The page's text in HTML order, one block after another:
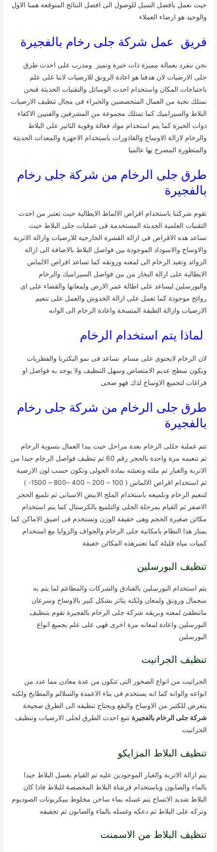
حيث نعمل بافضل السبل للوصول الى افضل النتائج المتوقعة همنا الاول
والوحيد هو ارضاء العملاء
فريق عمل شركة جلى رخام بالفجيرة
نحن ننفرد بعمالة مميزة ذات خبرة وتميز ومدرب على احدث طرق
جلى الارضيات لان هدفنا هو اعادة الرونق للارضيات لاننا على علم
باحتياجات المكان واستخدام احدث الوسائل والتقنيات الحديثة فنحن
نمتلك نخبة من العمال المتخصصين والخبراء فى مجال تنظيف الارضيات
البلاط والسيراميك كما تمتلك مجموعة من المشرفين والفنيين الاكفاء
ذوات الخبرة كما يتم استخدام مواد فعالة وقوية التاثير على البلاط
والرخام لازالة الاوساخ والقاذورات باستخدام الاجهزة والمعدات الحديثة
والمتطورة المصرح بها عالميا
طرق جلى الرخام من شركة جلى رخام
بالفجيرة
تقوم شركتنا باستخدام اقراص الالماظ الايطالية حيث تعتبر من احدث
التقنيات العلمية الحديثة المستخدمة فى عمليات جلى البلاط حيث
تساعد هذه الاقراص فى ازالة القشرة الخارجية للارضيات وازالة الاتربة
والاوساخ والاسوداد الموجودة بين فواصل البلاط بالاضافة الى ازالة
الزوائد وتعيد الرخام الى لمعنه ورونقه كما تساعد اقراص الالماس
الايطالية على ازالة البخار من بين فواصل السيراميك والرخام
والبورسلين ليساعد على اطالة عمر الارض ولمعانها والقضاء على اى
روائح موجودة كما تعمل على ازالة الخدوش والعمل على تنعيم
الارضيات وازالة الطبقة المتسخة واعادة الرخام الى الوانه
لماذا يتم استخدام الرخام
لان الرخام لايحتوى على مسام تساعد فى نمو البكتريا والفطريات
ويكون سطح عديم الامتصاص وسهل التنظيف ولا يوجد به فواصل او
فراغات لتجميع الاوساخ لذك فهو صحى
طرق جلى الرخام من شركة جلى رخام
بالفجيرة
تتم عملية جللى الرخام بعدة مراحل حيث يبدا العمال بتسوية الرخام
ثم تنعيمه مرة واحدة بالحجر رقم 60 ثم تنظيف فواصل الرخام جيدا من
الاتربة والغبار ثم ملئه وتعبئته بمادة الجولى وتكون حسب لون الارضية
ثم استخدام اقراص الالماس ( 100 – 200 – 400 –800 – 1500- )
لتنعيم الرخام وتلميعه باستخدام الملح الابيض الاسبانى ثم تلميع الحجر
الاصفر ثم القيام بمرحلة الجلى والتلميع بالكرستال كما يتم استخدام
مكائن صغيرة الحجم وهى خفيفة الوزن وتستخدم فى اضيق الاماكن كما
يمتاز هذا النظام بامكانية جلى الرخام والحواف والزوايا مع استخدام
كميات مياة قليلة كما تعتبرهذه المكائن خفيفة
تنظيف البورسلين
يتم استخدام البورسلين بالفنادق والشركات والمطاعم لما يتم به
منجمال ورونق ولمعان ولكنه يتاثر بشكل كبير بالاوساخ وسرعان
ماتتطفئ لمعته وبريقه شركة جلى الرخام بالفجيرة تقوم بتنظيف
البورسلين واعادة لمعانه مرة اخرى فهى على علم بجميع انواع
البورسلين
تنظيف الجرانيت
الجرانيت من انواع الصخور التى تتكون من عدة معادن مما عدد من
انواعه والوانه كما انه يستخدم فى بناء الاعمدة والسلالم والمطابخ ولكنه
يتعرض للكثير من الاوساخ والبقع ويحتاج تنظيفه الى الطرق صحيحة
شركة جلى الرخام بالفجيرة تتبع احدث الطرق لجلى الارضيات وتنظيف
الجرانيت
تنظيف البلاط المزايكو
يتم ازالة الاتربة والغبار الموجودين عليه ثم القيام بغسل البلاط جيدا
بالماء والصابون وباستخدام فرشاة البلاط المخصصة للبلاط فاذا كان
البلاط شديد الاتساخ يتم غسله بماء ساخن مخلوط ببيكربونات الصوديوم
وتركه على البلاط ثم دعكه وغسله بالماء والصابون ثم تجفيفه
تنظيف البلاط من الاسمنت